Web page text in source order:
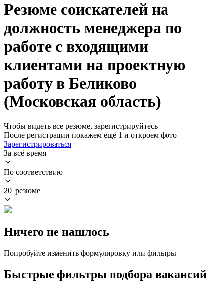
Резюме соискателей на
должность менеджера по
работе с входящими
клиентами на проектную
работу в Беликово
(Московская область)
Чтобы видеть все резюме, зарегистрируйтесь
После регистрации покажем ещё 1 и откроем фото
Зарегистрироваться
За всё время
По соответствию
20 резюме
Ничего не нашлось
Попробуйте изменить формулировку или фильтры
Быстрые фильтры подбора вакансий